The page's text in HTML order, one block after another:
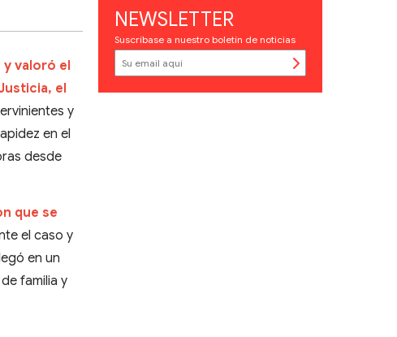
valoró el
el
y
en el
desde
que se
el caso y
en un
familia y
NEWSLETTER
Suscríbase a nuestro boletín de noticias